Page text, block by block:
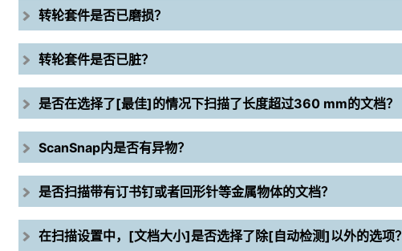
转轮套件是否已磨损？
转轮套件是否已脏？
是否在选择了[最佳]的情况下扫描了长度超过360 mm的文档？
ScanSnap内是否有异物？
是否扫描带有订书钉或者回形针等金属物体的文档？
在扫描设置中，[文档大小]是否选择了除[自动检测]以外的选项